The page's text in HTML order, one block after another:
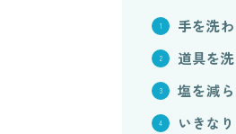
手を洗
道具を
塩を減
いきな